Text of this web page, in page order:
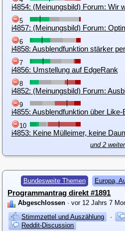
5
6
i4858: Ausblendfunktion stärker
7
i4856: Umstellung auf EdgeRank
8
9
i4855: Ausblendfunktion über Like-
10
i4853: Keine Mülleimer, keine
und 2
Bundesweite Themen Europa,
Programmantrag direkt #1891
Abgeschlossen · vor 12 Jahrs 7
Stimmzettel und Auszählung
·
Reddit-Discussion